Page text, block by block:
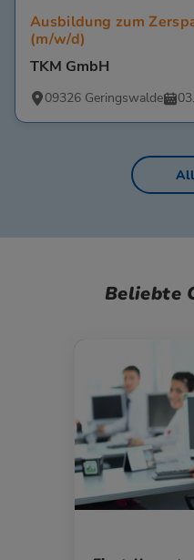
Ausbildung zum
(m/w/d)
TKM GmbH
09326 Geringswalde
Beliebte